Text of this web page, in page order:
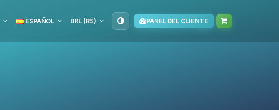
ESPAÑOL BRL (R$) PANEL DEL CLIENTE